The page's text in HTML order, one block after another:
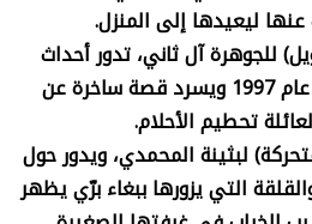
ليعيدها إلى المنزل.
للجوهرة آل ثاني، تدور أحداث
الفيلم في الدوحة في عام 1997 ويسرد قصة ساخرة عن
تحطيم الأحلام.
لبثينة المحمدي، ويدور حول
التي يزورها ببغاء برّي يظهر